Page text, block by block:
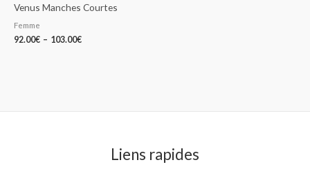
Venus Manches Courtes
Femme
92.00€ – 103.00€
Liens rapides